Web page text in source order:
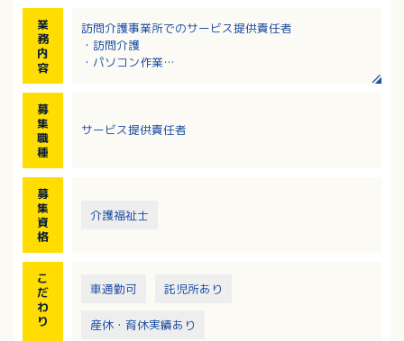
業
務
内
容
訪問介護事業所でのサービス提供責任者
・訪問介護
・パソコン作業
募
集
職
種
サービス提供責任者
募
集
資
格
介護福祉士
こ
だ
わ
り
車通勤可 託児所あり
産休・育休実績あり